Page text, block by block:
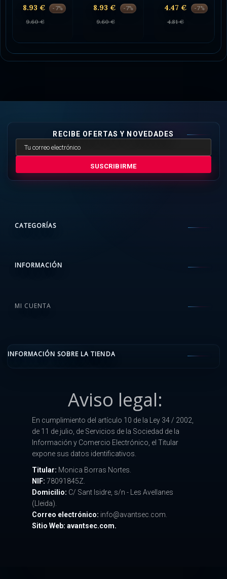
8.93 € -7%
9.60 €
8.93 € -7%
9.60 €
4.47 € -7%
4.81 €
RECIBE OFERTAS Y NOVEDADES
SUSCRIBIRME
CATEGORÍAS
INFORMACIÓN
MI CUENTA
INFORMACIÓN SOBRE LA TIENDA
Aviso legal:
En cumplimiento del artículo 10 de la Ley 34 / 2002,
de 11 de julio, de Servicios de la Sociedad de la
Información y Comercio Electrónico, el Titular
expone sus datos identificativos.
Titular: Monica Borras Nortes.
NIF: 78091845Z.
Domicilio: C/ Sant Isidre, s/n - Les Avellanes
(Lleida).
Correo electrónico: info@avantsec.com.
Sitio Web: avantsec.com.